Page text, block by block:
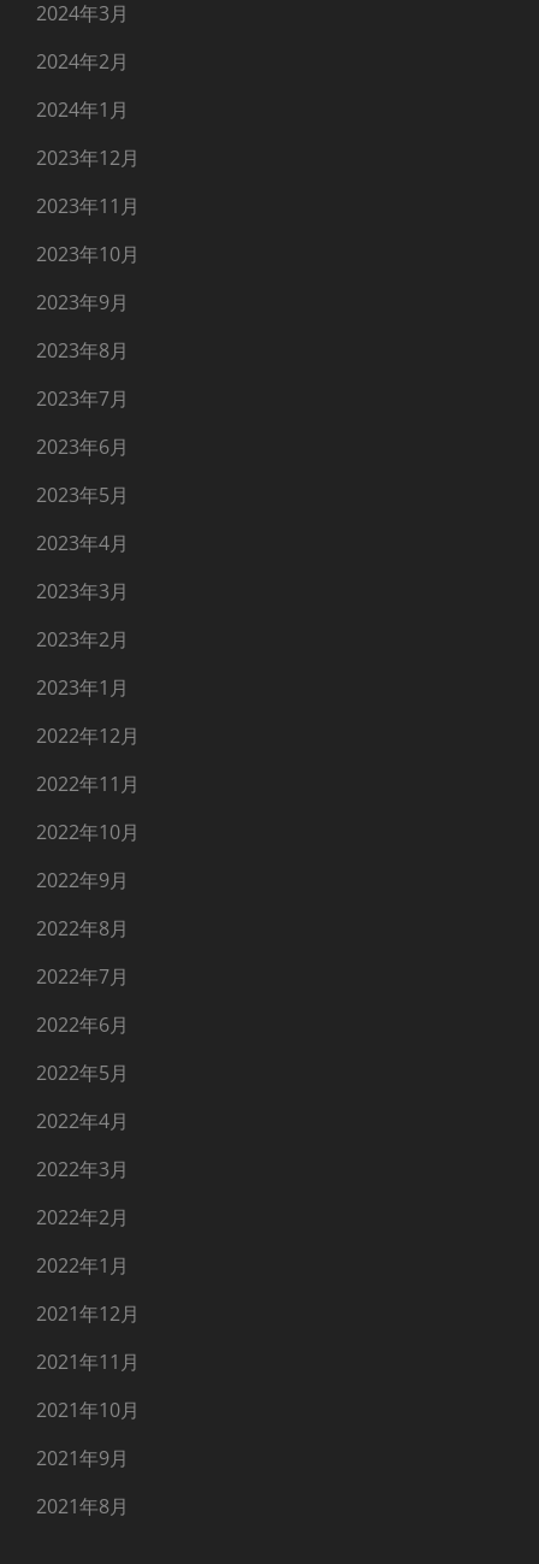
2024年3月
2024年2月
2024年1月
2023年12月
2023年11月
2023年10月
2023年9月
2023年8月
2023年7月
2023年6月
2023年5月
2023年4月
2023年3月
2023年2月
2023年1月
2022年12月
2022年11月
2022年10月
2022年9月
2022年8月
2022年7月
2022年6月
2022年5月
2022年4月
2022年3月
2022年2月
2022年1月
2021年12月
2021年11月
2021年10月
2021年9月
2021年8月